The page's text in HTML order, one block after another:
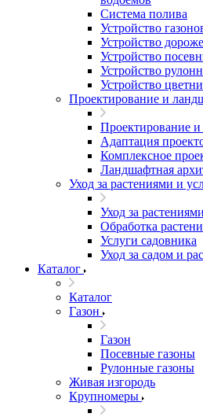
Система полива
Устройство
Устройство
Устройство
Устройство
Устройство
Проектирование и
Проектирование и
Адаптация
Комплексное
Ландшафтная
Уход за растениями и
Уход за
Обработка
Услуги садовника
Уход за садом и
Каталог
Каталог
Газон
Газон
Посевные газоны
Рулонные газоны
Живая изгородь
Крупномеры